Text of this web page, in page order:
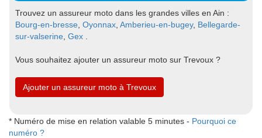
Trouvez un assureur moto dans les grandes villes en Ain :
Bourg-en-bresse Oyonnax Amberieu-en-bugey, Bellegarde-
sur-valserine Gex
Vous souhaitez ajouter un assureur moto sur Trevoux ?
Ajouter un assureur moto à Trevoux
* Numéro de mise en relation valable 5 minutes - Pourquoi ce
numéro ?